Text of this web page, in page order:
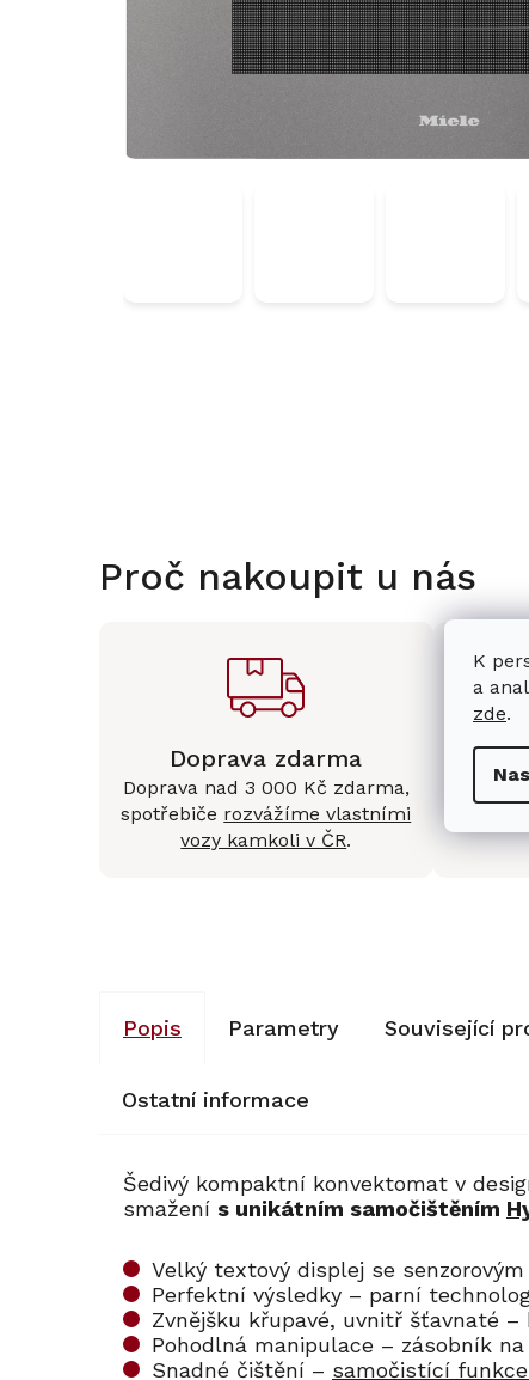
K
a
zde.
Proč nakoupit u nás
Doprava zdarma
Doprava nad 3 000 Kč zdarma,
spotřebiče rozvážíme vlastními
vozy kamkoli v ČR.
Popis Parametry Související
Ostatní informace
Šedivý kompaktní konvektomat v
smažení s unikátním samočištěním
Velký textový displej se
Perfektní výsledky – parní
Zvnějšku křupavé, uvnitř šťavnaté –
Pohodlná manipulace – zásobník
Snadné čištění – samočistící